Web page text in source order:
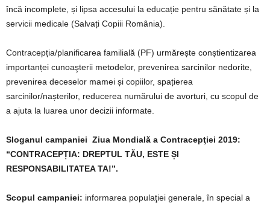
încă incomplete, și lipsa accesului la educație pentru sănătate și la
servicii medicale (Salvați Copiii România).
Contracepția/planificarea familială (PF) urmărește conștientizarea
importanței cunoaşterii metodelor, prevenirea sarcinilor nedorite,
prevenirea deceselor mamei și copiilor, spațierea
sarcinilor/nașterilor, reducerea numărului de avorturi, cu scopul de
a ajuta la luarea unor decizii informate.
Sloganul campaniei Ziua Mondială a Contracepţiei 2019:
“CONTRACEPȚIA: DREPTUL TĂU, ESTE ȘI
RESPONSABILITATEA TA!”.
Scopul campaniei: informarea populaţiei generale, în special a